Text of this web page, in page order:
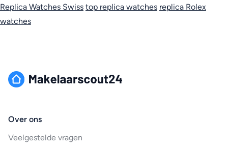
Replica Watches Swiss top replica watches replica Rolex
watches
Over ons
Veelgestelde vragen